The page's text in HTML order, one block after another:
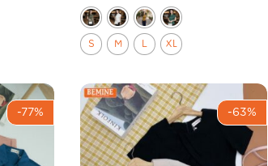
S M L XL
-77% -63%